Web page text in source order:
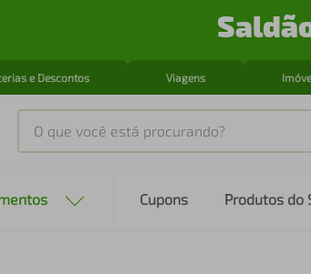
e Descontos Viagens
O que você está procurando?
Cupons Produtos do